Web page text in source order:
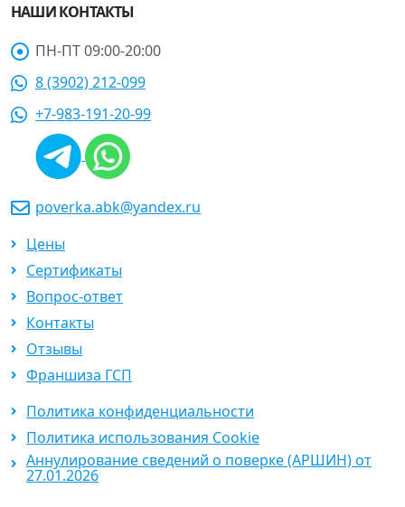
НАШИ КОНТАКТЫ
ПН-ПТ 09:00-20:00
8 (3902) 212-099
+7-983-191-20-99
poverka.abk@yandex.ru
Цены
Сертификаты
Вопрос-ответ
Контакты
Отзывы
Франшиза ГСП
Политика конфиденциальности
Политика использования Cookie
Аннулирование сведений о поверке (АРШИН) от
27.01.2026